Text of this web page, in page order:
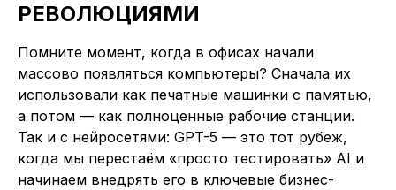
РЕВОЛЮЦИЯМИ
Помните момент, когда в офисах начали
массово появляться компьютеры? Сначала их
использовали как печатные машинки с памятью,
а потом — как полноценные рабочие станции.
Так и с нейросетями: GPT-5 — это тот рубеж,
когда мы перестаём «просто тестировать» AI и
начинаем внедрять его в ключевые бизнес-